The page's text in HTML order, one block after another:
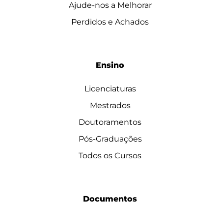
Ajude-nos a Melhorar
Perdidos e Achados
Ensino
Licenciaturas
Mestrados
Doutoramentos
Pós-Graduações
Todos os Cursos
Documentos